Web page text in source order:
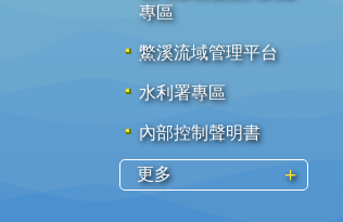
專區
鱉溪流域管理平台
水利署專區
內部控制聲明書
更多